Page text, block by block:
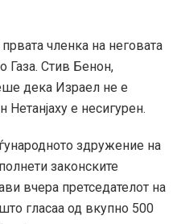
членка на неговата
Газа. Стив Бенон,
дека Израел не е
е несигурен.
здружение на
законските
вчера претседателот на
гласаа од вкупно 500